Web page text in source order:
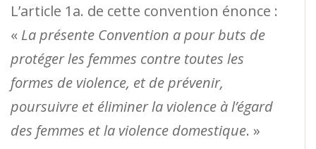
L’article 1a. de cette convention énonce :
« La présente Convention a pour buts de
protéger les femmes contre toutes les
formes de violence, et de prévenir,
poursuivre et éliminer la violence à l’égard
des femmes et la violence domestique. »